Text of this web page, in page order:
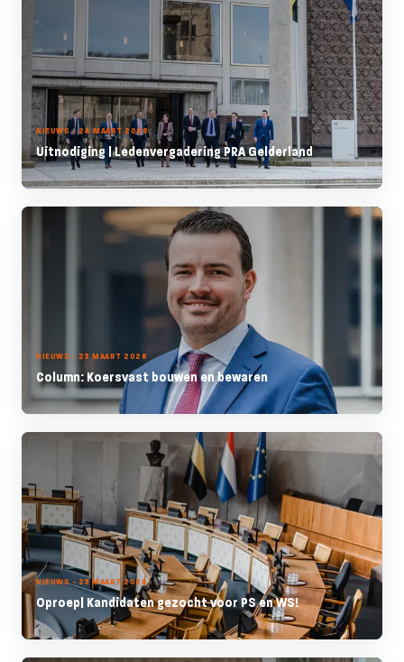
NIEUWS - 24 MAART 2026
Uitnodiging | Ledenvergadering PRA Gelderland
NIEUWS - 23 MAART 2026
Column: Koersvast bouwen en bewaren
NIEUWS - 23 MAART 2026
Oproep| Kandidaten gezocht voor PS en WS!